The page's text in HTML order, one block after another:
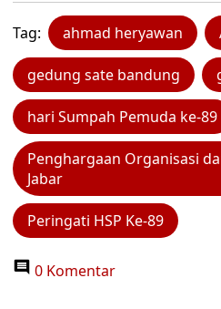
Tag: ahmad heryawan
gedung sate bandung
hari Sumpah Pemuda ke-89
Penghargaan Organisasi
Jabar
Peringati HSP Ke-89
0 Komentar